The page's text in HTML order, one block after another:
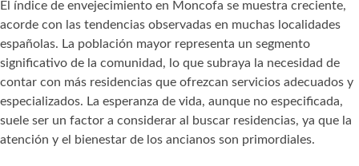
El índice de envejecimiento en Moncofa se muestra creciente,
acorde con las tendencias observadas en muchas localidades
españolas. La población mayor representa un segmento
significativo de la comunidad, lo que subraya la necesidad de
contar con más residencias que ofrezcan servicios adecuados y
especializados. La esperanza de vida, aunque no especificada,
suele ser un factor a considerar al buscar residencias, ya que la
atención y el bienestar de los ancianos son primordiales.